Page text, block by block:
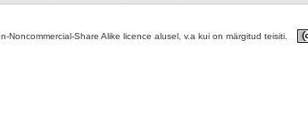
Share Alike licence alusel, v.a kui on märgitud teisiti.